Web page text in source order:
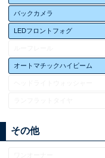
バックカメラ
LEDフロントフォグ
オートマチックハイビーム
その他